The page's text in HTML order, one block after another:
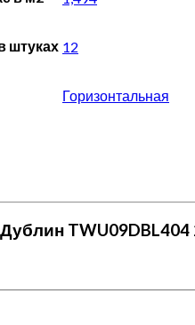
штуках 12
Горизонтальная
TWU09DBL404